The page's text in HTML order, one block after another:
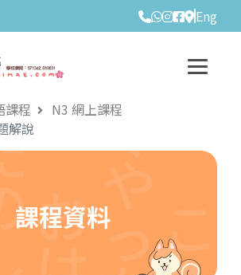
Eng
課程
N3 網上課程
解說
課程資料